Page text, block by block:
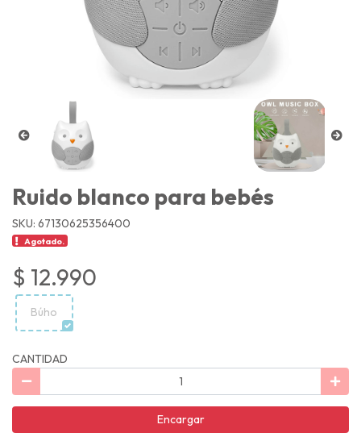
Ruido blanco para bebés
SKU: 67130625356400
Agotado.
$ 12.990
Búho
CANTIDAD
Encargar